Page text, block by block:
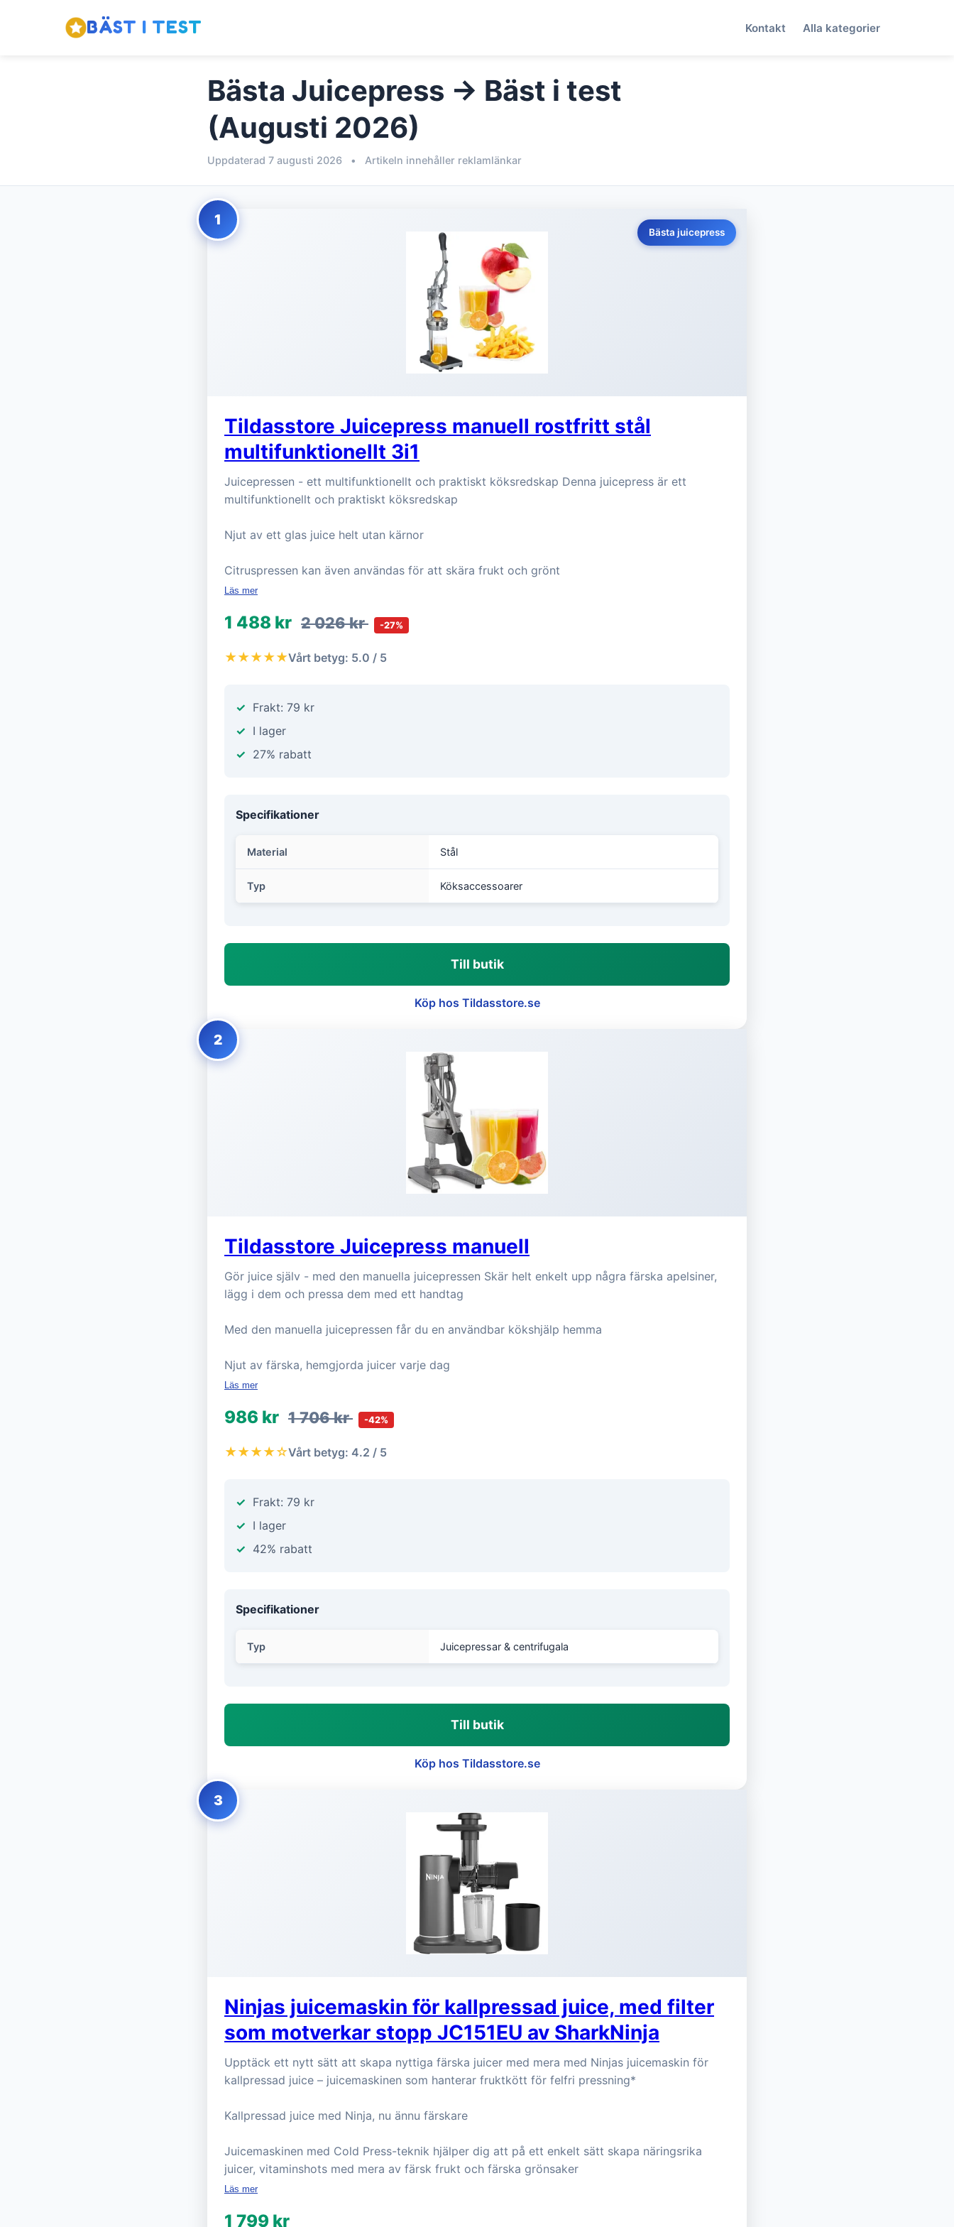
BÄST I TEST Kontakt Alla kategorier
Bästa Juicepress → Bäst i test
(Augusti 2026)
Uppdaterad 7 augusti 2026 • Artikeln innehåller reklamlänkar
1
Bästa juicepress
Tildasstore Juicepress manuell rostfritt stål
multifunktionellt 3i1
Juicepressen - ett multifunktionellt och praktiskt köksredskap Denna juicepress är ett
multifunktionellt och praktiskt köksredskap
Njut av ett glas juice helt utan kärnor
Citruspressen kan även användas för att skära frukt och grönt
Läs mer
1 488 kr 2 026 kr -27%
★★★★★Vårt betyg: 5.0 / 5
Frakt: 79 kr
I lager
27% rabatt
Specifikationer
Material Stål
Typ Köksaccessoarer
Till butik
Köp hos Tildasstore.se
2
Tildasstore Juicepress manuell
Gör juice själv - med den manuella juicepressen Skär helt enkelt upp några färska apelsiner,
lägg i dem och pressa dem med ett handtag
Med den manuella juicepressen får du en användbar kökshjälp hemma
Njut av färska, hemgjorda juicer varje dag
Läs mer
986 kr 1 706 kr -42%
★★★★☆Vårt betyg: 4.2 / 5
Frakt: 79 kr
I lager
42% rabatt
Specifikationer
Typ Juicepressar & centrifugala
Till butik
Köp hos Tildasstore.se
3
Ninjas juicemaskin för kallpressad juice, med filter
som motverkar stopp JC151EU av SharkNinja
Upptäck ett nytt sätt att skapa nyttiga färska juicer med mera med Ninjas juicemaskin för
kallpressad juice – juicemaskinen som hanterar fruktkött för felfri pressning*
Kallpressad juice med Ninja, nu ännu färskare
Juicemaskinen med Cold Press-teknik hjälper dig att på ett enkelt sätt skapa näringsrika
juicer, vitaminshots med mera av färsk frukt och färska grönsaker
Läs mer
1 799 kr